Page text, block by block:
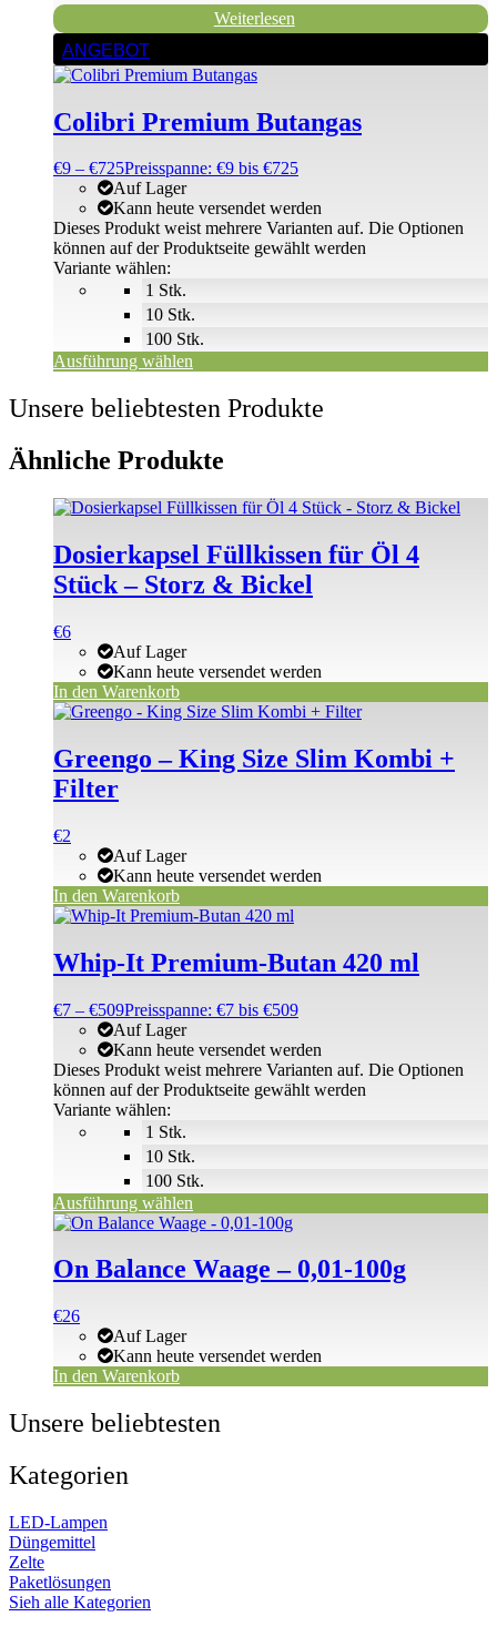
Weiterlesen
ANGEBOT
Colibri Premium Butangas
€9 – €725Preisspanne: €9 bis €725
1 Stk.
10 Stk.
100 Stk.
Auf Lager
Kann heute versendet werden
Variante wählen:
Ausführung wählen
Dieses Produkt weist mehrere Varianten auf. Die Optionen
können auf der Produktseite gewählt werden
Unsere beliebtesten Produkte
Ähnliche Produkte
Dosierkapsel Füllkissen für Öl 4
Stück – Storz & Bickel
€6
Auf Lager
Kann heute versendet werden
In den Warenkorb
Greengo – King Size Slim Kombi +
Filter
€2
Auf Lager
Kann heute versendet werden
In den Warenkorb
Whip-It Premium-Butan 420 ml
€7 – €509Preisspanne: €7 bis €509
1 Stk.
10 Stk.
100 Stk.
Auf Lager
Kann heute versendet werden
Variante wählen:
Ausführung wählen
Dieses Produkt weist mehrere Varianten auf. Die Optionen
können auf der Produktseite gewählt werden
On Balance Waage – 0,01-100g
€26
Auf Lager
Kann heute versendet werden
In den Warenkorb
Unsere beliebtesten
Kategorien
LED-Lampen
Düngemittel
Zelte
Paketlösungen
Sieh alle Kategorien